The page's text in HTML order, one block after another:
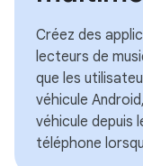
Créez des
lecteurs de
que les
véhicule
véhicule depuis
téléphone